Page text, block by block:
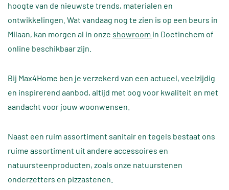
hoogte van de nieuwste trends, materialen en
ontwikkelingen. Wat vandaag nog te zien is op een beurs in
Milaan, kan morgen al in onze showroom in Doetinchem of
online beschikbaar zijn.
Bij Max4Home ben je verzekerd van een actueel, veelzijdig
en inspirerend aanbod, altijd met oog voor kwaliteit en met
aandacht voor jouw woonwensen.
Naast een ruim assortiment sanitair en tegels bestaat ons
ruime assortiment uit andere accessoires en
natuursteenproducten, zoals onze natuurstenen
onderzetters en pizzastenen